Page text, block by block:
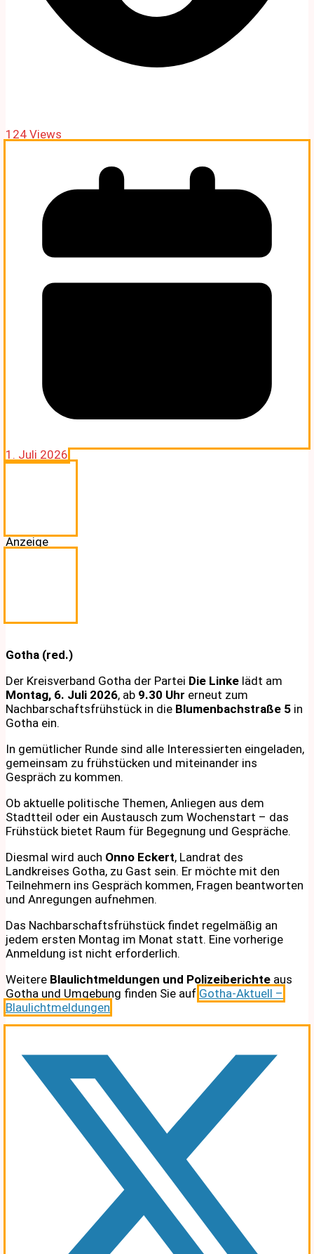
124 Views
1. Juli 2026
Anzeige
Gotha (red.)
Der Kreisverband Gotha der Partei Die Linke lädt am
Montag, 6. Juli 2026, ab 9.30 Uhr erneut zum
Nachbarschaftsfrühstück in die Blumenbachstraße 5 in
Gotha ein.
In gemütlicher Runde sind alle Interessierten eingeladen,
gemeinsam zu frühstücken und miteinander ins
Gespräch zu kommen.
Ob aktuelle politische Themen, Anliegen aus dem
Stadtteil oder ein Austausch zum Wochenstart – das
Frühstück bietet Raum für Begegnung und Gespräche.
Diesmal wird auch Onno Eckert, Landrat des
Landkreises Gotha, zu Gast sein. Er möchte mit den
Teilnehmern ins Gespräch kommen, Fragen beantworten
und Anregungen aufnehmen.
Das Nachbarschaftsfrühstück findet regelmäßig an
jedem ersten Montag im Monat statt. Eine vorherige
Anmeldung ist nicht erforderlich.
Weitere Blaulichtmeldungen und Polizeiberichte aus
Gotha und Umgebung finden Sie auf Gotha-Aktuell –
Blaulichtmeldungen